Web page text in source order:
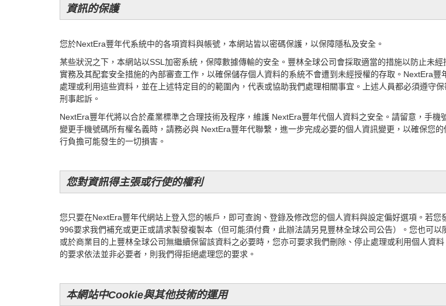
資訊的保護
您於NextEra豐年代系統中的各項資料與帳號，本網站皆以密碼保護，以保障隱私及安全。
某些狀況之下，本網站以SSL加密系統，保障數據傳輸的安全。豐林全球公司會採取適當的措施以防止未
實務及其配套安全措施的內部審查工作，以確保儲存個人資料的系統不會遭到未經授權的存取。 NextEra豐
處理或利用這些資料，並在上述特定目的的範圍內，代表或協助我們處理相關事宜。上述人員都必須遵守
刑事起訴。
NextEra豐年代將以合於產業標準之合理技術及程序，維護 NextEra豐年代個人資料之安全。請留意，手
變更手機號碼所有權名義時，請務必與 NextEra豐年代聯繫，進一步完成必要的個人資訊變更，以確保您
行負擔可能發生的一切損害。
您對資訊得主張或行使的權利
您只要在NextEra豐年代網站上登入您的帳戶，即可查詢、登錄及修改您的個人資料與設定偏好選項。若
996要求我們補充或更正或請求製發複製本（但可能須付費， 此辦法請另見豐林全球公司公告）。您也可
或於商業目的上豐林全球公司無繼續保留該資料之必要時，您亦可要求我們刪除、停止處理或利用個人資
的要求依法並非必要者，則我們得拒絕處理您的要求。
本網站中Cookie與其他技術的運用